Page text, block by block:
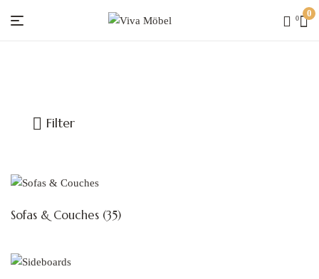
0 0
Filter
Sofas & Couches (35)